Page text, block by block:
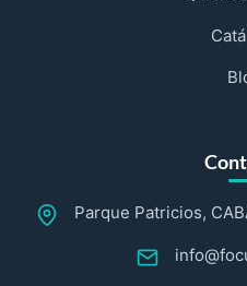
Parque Patricios,